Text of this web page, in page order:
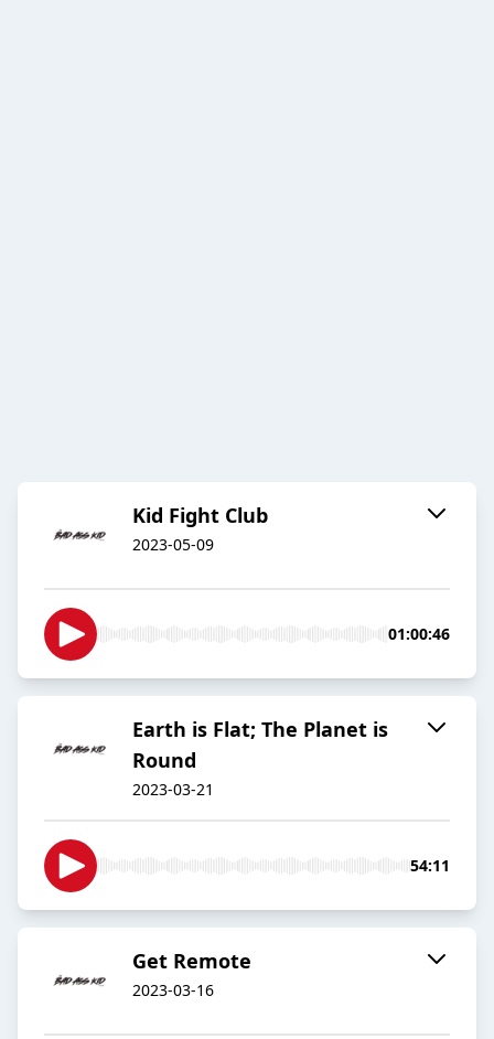
Kid Fight Club
2023-05-09
01:00:46
Earth is Flat; The Planet is
Round
2023-03-21
54:11
Get Remote
2023-03-16